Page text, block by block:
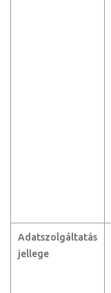
Adatszolgáltatás
jellege